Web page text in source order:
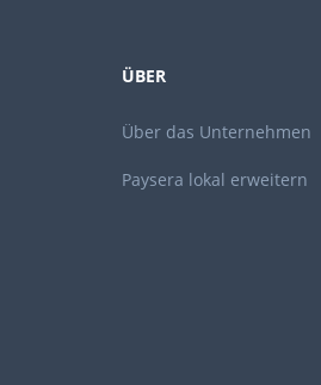
ÜBER
Über das Unternehmen
Paysera lokal erweitern